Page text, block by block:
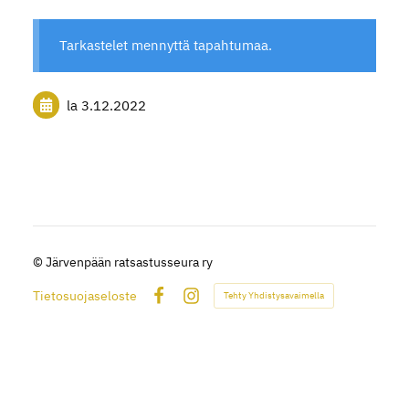
Tarkastelet mennyttä tapahtumaa.
la 3.12.2022
© Järvenpään ratsastusseura ry
Tietosuojaseloste
Instagram
Tehty Yhdistysavaimella